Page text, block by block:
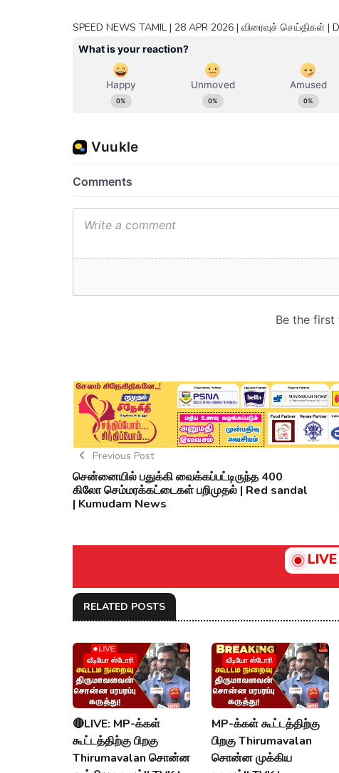
SPEED NEWS TAMIL | 28 APR 2026 | விரைவுச் செய்திகள் |
Previous Post
சென்னையில் பதுக்கி வைக்கப்பட்டிருந்த 400
கிலோ செம்மரக்கட்டைகள் பறிமுதல் | Red sandal
| Kumudam News
RELATED POSTS
வீடியோ ஸ்டோரி
🔴LIVE: MP-க்கள்
கூட்டத்திற்கு பிறகு
Thirumavalan சொன்ன
வீடியோ ஸ்டோரி
MP-க்கள் கூட்டத்திற்கு
பிறகு Thirumavalan
சொன்ன முக்கிய